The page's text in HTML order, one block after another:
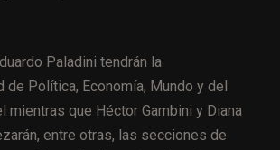
Paladini tendrán la
Política, Economía, Mundo y del
mientras que Héctor Gambini y Diana
entre otras, las secciones de